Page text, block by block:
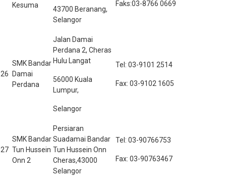
Kesuma
43700 Beranang,
Selangor
Faks:03-8766 0669
26
SMK Bandar
Damai
Perdana
Jalan Damai
Perdana 2, Cheras
Hulu Langat
56000 Kuala
Lumpur,
Selangor
Tel: 03-9101 2514
Fax: 03-9102 1605
27
SMK Bandar
Tun Hussein
Onn 2
Persiaran
Suadamai Bandar
Tun Hussein Onn
Cheras,43000
Selangor
Tel: 03-90766753
Fax: 03-90763467